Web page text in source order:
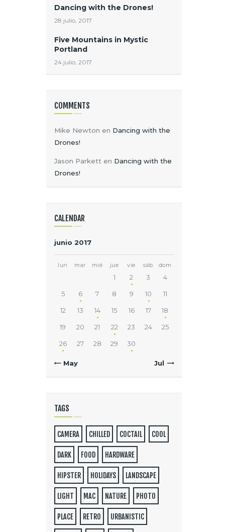
Dancing with the Drones!
28 julio, 2017
Five Mountains in Mystic
Portland
24 julio, 2017
COMMENTS
Mike Newton en Dancing with the
Drones!
Jason Parkett en Dancing with the
Drones!
CALENDAR
junio 2017
lun mar mié jue vie sáb dom
1 2 3 4
5 6 7 8 9 10 11
12 13 14 15 16 17 18
19 20 21 22 23 24 25
26 27 28 29 30
« May Jul »
TAGS
CAMERA CHILLED COCTAIL COOL
DARK FOOD HARDWARE
HIPSTER HOLIDAYS LANDSCAPE
LIGHT MAC NATURE PHOTO
PLACE RETRO URBANISTIC